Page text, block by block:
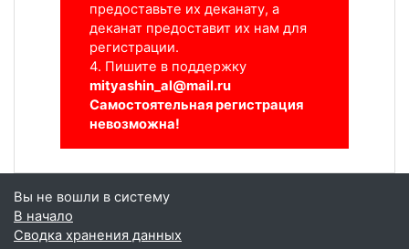
предоставьте их деканату, а
деканат предоставит их нам для
регистрации.
4. Пишите в поддержку
mityashin_al@mail.ru
Самостоятельная регистрация
невозможна!
Вы не вошли в систему
В начало
Сводка хранения данных